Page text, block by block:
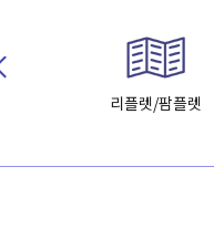
리플렛/팜플렛